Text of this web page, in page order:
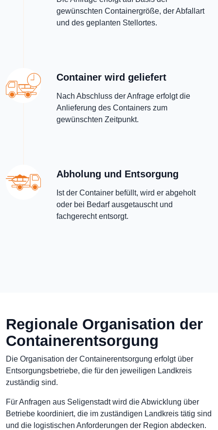
gewünschten Containergröße, der Abfallart
und des geplanten Stellortes.
Container wird geliefert
Nach Abschluss der Anfrage erfolgt die
Anlieferung des Containers zum
gewünschten Zeitpunkt.
Abholung und Entsorgung
Ist der Container befüllt, wird er abgeholt
oder bei Bedarf ausgetauscht und
fachgerecht entsorgt.
Regionale Organisation der
Containerentsorgung
Die Organisation der Containerentsorgung erfolgt über
Entsorgungsbetriebe, die für den jeweiligen Landkreis
zuständig sind.
Für Anfragen aus Seligenstadt wird die Abwicklung über
Betriebe koordiniert, die im zuständigen Landkreis tätig sind
und die logistischen Anforderungen der Region abdecken.